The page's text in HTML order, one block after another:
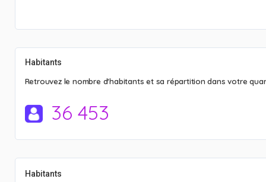
Habitants
Retrouvez le nombre d'habitants et sa répartition dans votre
36 453
Habitants